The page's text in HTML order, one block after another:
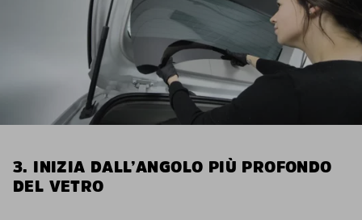
3. INIZIA DALL’ANGOLO PIÙ PROFONDO
DEL VETRO